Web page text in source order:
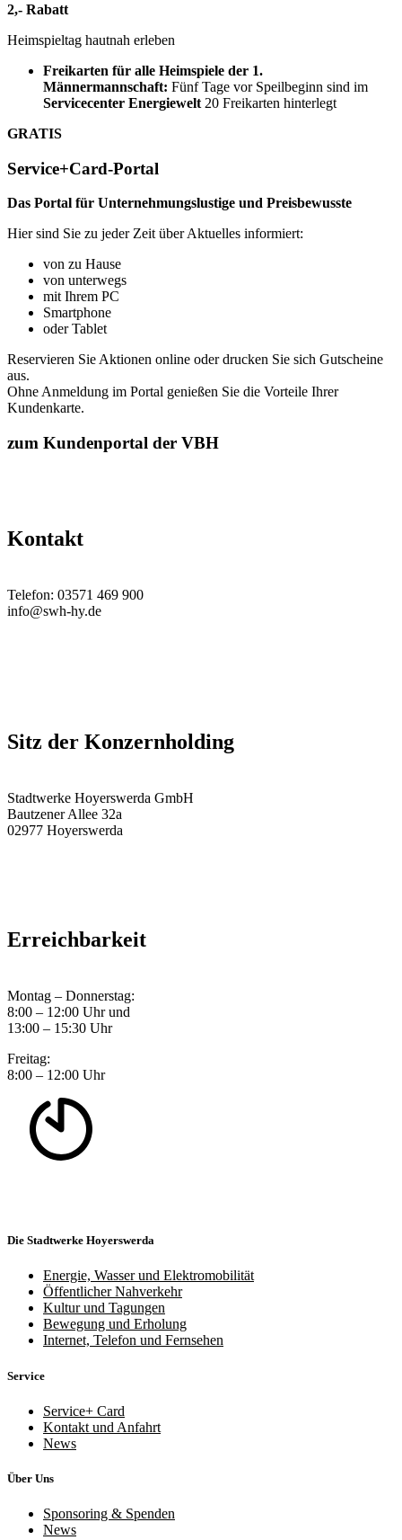
2,- Rabatt
Heimspieltag hautnah erleben
Freikarten für alle Heimspiele der 1.
Männermannschaft: Fünf Tage vor Speilbeginn sind im
Servicecenter Energiewelt 20 Freikarten hinterlegt
GRATIS
Service+Card-Portal
Das Portal für Unternehmungslustige und Preisbewusste
Hier sind Sie zu jeder Zeit über Aktuelles informiert:
von zu Hause
von unterwegs
mit Ihrem PC
Smartphone
oder Tablet
Reservieren Sie Aktionen online oder drucken Sie sich Gutscheine
aus.
Ohne Anmeldung im Portal genießen Sie die Vorteile Ihrer
Kundenkarte.
zum Kundenportal der VBH
Kontakt
Telefon: 03571 469 900
info@swh-hy.de
Sitz der Konzernholding
Stadtwerke Hoyerswerda GmbH
Bautzener Allee 32a
02977 Hoyerswerda
Erreichbarkeit
Montag – Donnerstag:
8:00 – 12:00 Uhr und
13:00 – 15:30 Uhr
Freitag:
8:00 – 12:00 Uhr
Die Stadtwerke Hoyerswerda
Energie, Wasser und Elektromobilität
Öffentlicher Nahverkehr
Kultur und Tagungen
Bewegung und Erholung
Internet, Telefon und Fernsehen
Service
Service+ Card
Kontakt und Anfahrt
News
Über Uns
Sponsoring & Spenden
News